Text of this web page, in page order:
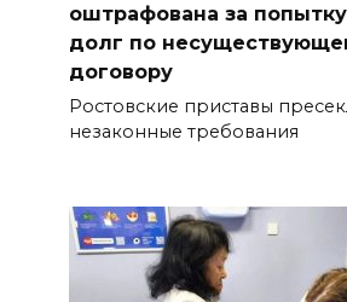
оштрафована за
долг по
договору
Ростовские приставы
незаконные требования